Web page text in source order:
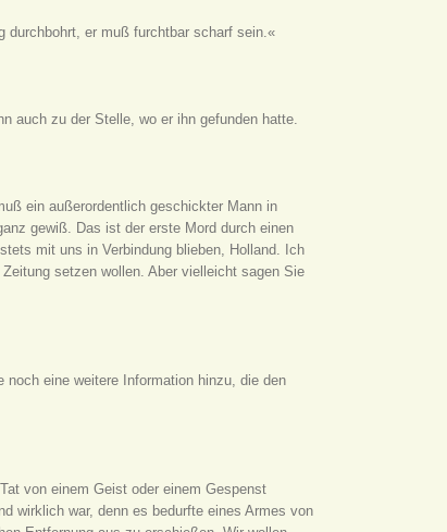
durchbohrt, er muß furchtbar scharf sein.«
auch zu der Stelle, wo er ihn gefunden hatte.
ein außerordentlich geschickter Mann in
gewiß. Das ist der erste Mord durch einen
mit uns in Verbindung blieben, Holland. Ich
setzen wollen. Aber vielleicht sagen Sie
eine weitere Information hinzu, die den
von einem Geist oder einem Gespenst
wirklich war, denn es bedurfte eines Armes von